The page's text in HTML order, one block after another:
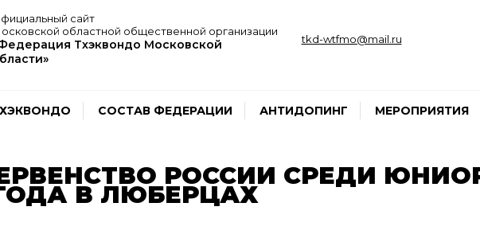
сайт
областной общественной организации
Тхэквондо Московской
tkd-wtfmo@mail.ru
СОСТАВ ФЕДЕРАЦИИ АНТИДОПИНГ МЕРОПРИЯТИЯ
РОССИИ СРЕДИ
В ЛЮБЕРЦАХ